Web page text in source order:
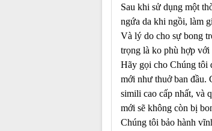
Sau khi sử dụng một
ngứa da khi ngồi, làm
Và lý do cho sự bong
trọng là ko phù hợp
Hãy gọi cho Chúng tôi
mới như thuở ban đầu.
simili cao cấp nhất, và
mới sẽ không còn bị
Chúng tôi bảo hành